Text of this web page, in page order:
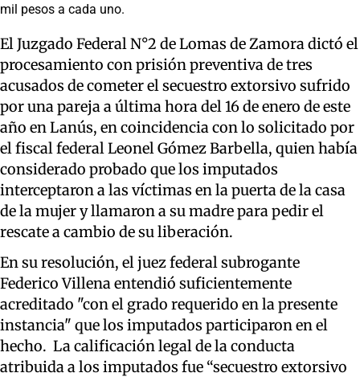
mil pesos a cada uno.
El Juzgado Federal N°2 de Lomas de Zamora dictó el
procesamiento con prisión preventiva de tres
acusados de cometer el secuestro extorsivo sufrido
por una pareja a última hora del 16 de enero de este
año en Lanús, en coincidencia con lo solicitado por
el fiscal federal Leonel Gómez Barbella, quien había
considerado probado que los imputados
interceptaron a las víctimas en la puerta de la casa
de la mujer y llamaron a su madre para pedir el
rescate a cambio de su liberación.
En su resolución, el juez federal subrogante
Federico Villena entendió suficientemente
acreditado "con el grado requerido en la presente
instancia" que los imputados participaron en el
hecho. La calificación legal de la conducta
atribuida a los imputados fue “secuestro extorsivo